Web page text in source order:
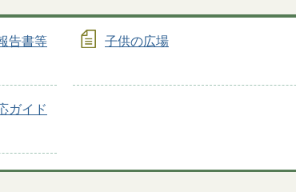
告書等
子供の広場
ガイド